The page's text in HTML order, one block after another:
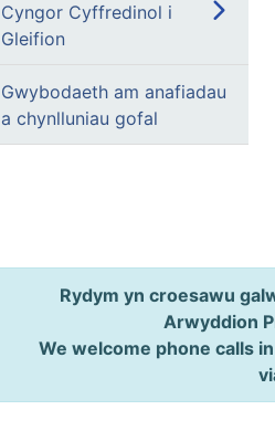
Cyngor Cyffredinol i
Gleifion
Gwybodaeth am anafiadau
a chynlluniau gofal
Rydym yn croesawu
Arwyddion
We welcome phone calls